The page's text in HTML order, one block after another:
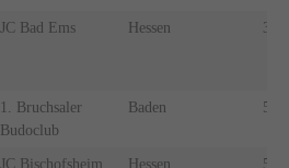
JC Bad Ems Hessen 3.
1. Bruchsaler
Budoclub
Baden 5.
JC Bischofsheim Hessen 5.